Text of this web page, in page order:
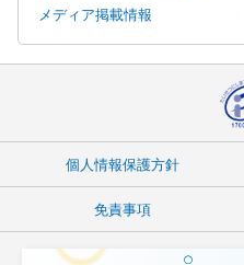
メディア掲載情報
個人情報保護方針
免責事項